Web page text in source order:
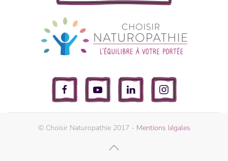
© Choisir Naturopathie 2017 - Mentions légales